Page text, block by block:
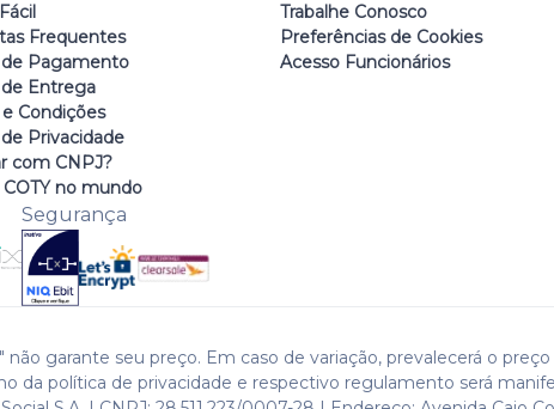
Frequentes
Pagamento
Entrega
Condições
Privacidade
com CNPJ?
no mundo
Trabalhe Conosco
Preferências de Cookies
Acesso Funcionários
Segurança
garante seu preço. Em caso de variação, prevalecerá o
da política de privacidade e respectivo regulamento será